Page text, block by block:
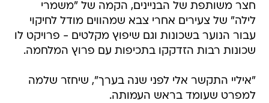
חצר משותפת של הבניינים, הקמה של "משמרי
לילה" של צעירים אחרי צבא שמהווים מודל לחיקוי
עבור הנוער בשכונות וגם שיפוץ מקלטים - פרויקט לו
שכונות רבות הזדקקו בתכיפות עם פרוץ המלחמה.
"איליי התקשר אלי לפני שנה בערך", שיחזר שלמה
למפרט שעומד בראש העמותה.